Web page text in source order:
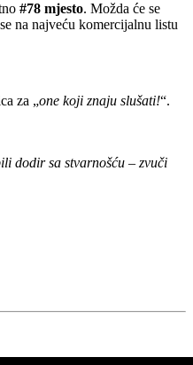
#78 mjesto. Možda će se
na najveću komercijalnu listu
za „one koji znaju slušati!“.
dodir sa stvarnošću – zvuči